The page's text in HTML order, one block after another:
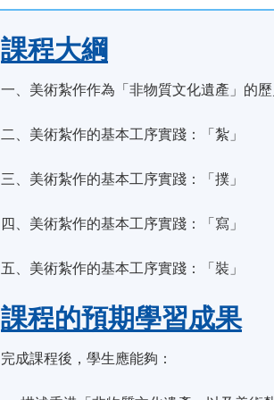
課程大綱
一、美術紮作作為「非物質文化遺產」的
二、美術紮作的基本工序實踐：「紮」
三、美術紮作的基本工序實踐：「撲」
四、美術紮作的基本工序實踐：「寫」
五、美術紮作的基本工序實踐：「裝」
課程的預期學習成果
完成課程後，學生應能夠：